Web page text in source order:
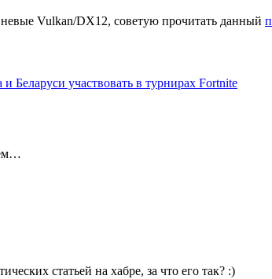
Vulkan/DX12, советую прочитать данный
Беларуси участвовать в турнирах Fortnite
статьей на хабре, за что его так? :)